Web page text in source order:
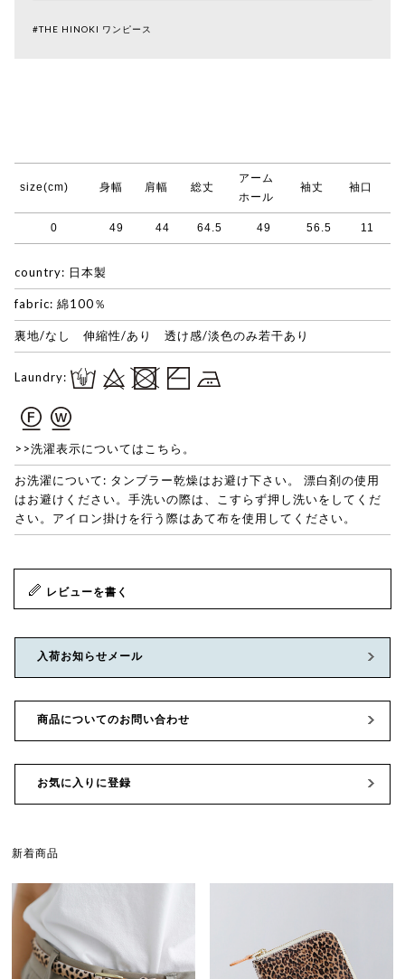
#THE HINOKI ワンピース
size(cm) 身幅 肩幅 総丈
アーム
ホール
袖丈 袖口
0 49 44 64.5 49 56.5 11
country: 日本製
fabric: 綿100％
裏地/なし 伸縮性/あり 透け感/淡色のみ若干あり
Laundry:
>>洗濯表示についてはこちら。
お洗濯について: タンブラー乾燥はお避け下さい。 漂白剤の使用
はお避けください。手洗いの際は、こすらず押し洗いをしてくだ
さい。アイロン掛けを行う際はあて布を使用してください。
レビューを書く
入荷お知らせメール
商品についてのお問い合わせ
お気に入りに登録
新着商品